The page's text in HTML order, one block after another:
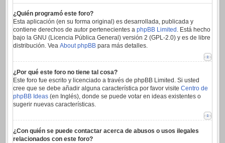
¿Quién programó este foro?
Esta aplicación (en su forma original) es desarrollada, publicada y
contiene derechos de autor pertenecientes a phpBB Limited . Está hecho
bajo la GNU (Licencia Pública General) versión 2 (GPL-2.0) y es de libre
distribución. Vea About phpBB para más detalles.
¿Por qué este foro no tiene tal cosa?
Este foro fue escrito y licenciado a través de phpBB Limited. Si usted
cree que se debe añadir alguna característica por favor visite Centro de
phpBB Ideas (en Inglés), donde se puede votar en ideas existentes o
sugerir nuevas características.
¿Con quién se puede contactar acerca de abusos o usos ilegales
relacionados con este foro?